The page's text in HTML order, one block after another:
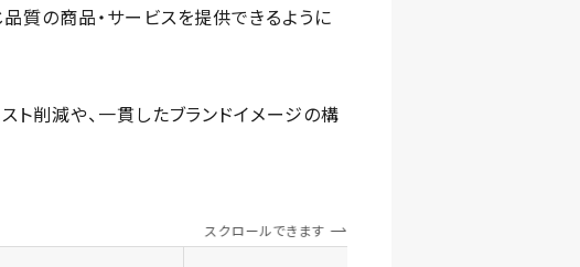
質の商品・サービスを提供できるように
ト削減や、一貫したブランドイメージの構
スクロールできます